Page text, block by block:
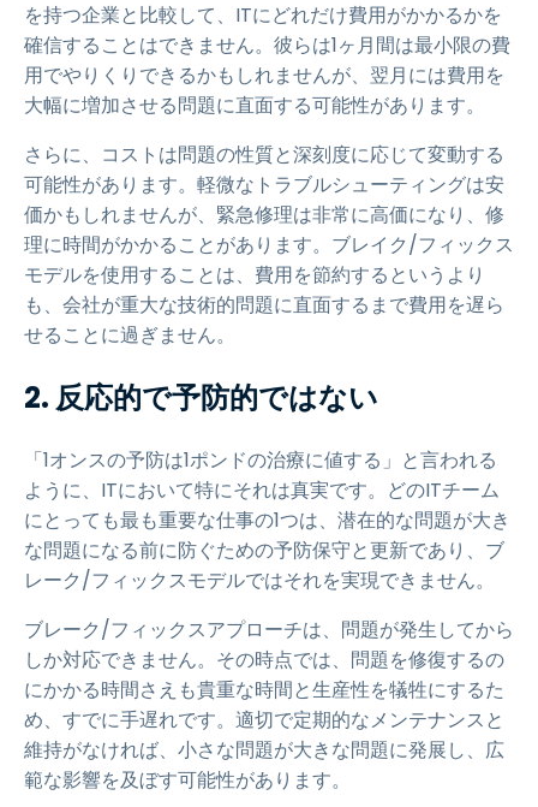
を持つ企業と比較して、ITにどれだけ費用がかかるかを
確信することはできません。彼らは1ヶ月間は最小限の費
用でやりくりできるかもしれませんが、翌月には費用を
大幅に増加させる問題に直面する可能性があります。
さらに、コストは問題の性質と深刻度に応じて変動する
可能性があります。軽微なトラブルシューティングは安
価かもしれませんが、緊急修理は非常に高価になり、修
理に時間がかかることがあります。ブレイク/フィックス
モデルを使用することは、費用を節約するというより
も、会社が重大な技術的問題に直面するまで費用を遅ら
せることに過ぎません。
2. 反応的で予防的ではない
「1オンスの予防は1ポンドの治療に値する」と言われる
ように、ITにおいて特にそれは真実です。どのITチーム
にとっても最も重要な仕事の1つは、潜在的な問題が大き
な問題になる前に防ぐための予防保守と更新であり、ブ
レーク/フィックスモデルではそれを実現できません。
ブレーク/フィックスアプローチは、問題が発生してから
しか対応できません。その時点では、問題を修復するの
にかかる時間さえも貴重な時間と生産性を犠牲にするた
め、すでに手遅れです。適切で定期的なメンテナンスと
維持がなければ、小さな問題が大きな問題に発展し、広
範な影響を及ぼす可能性があります。